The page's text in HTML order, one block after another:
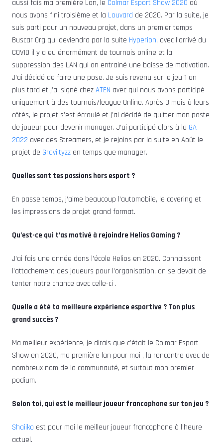
aussi fais ma première Lan, le Colmar Esport Show 2020 où
nous avons fini troisième et la Louvard de 2020. Par la suite, je
suis parti pour un nouveau projet, dans un premier temps
Buscar Org qui deviendra par la suite Hyperion, avec l’arrivé du
COVID il y a eu énormément de tournois online et la
suppression des LAN qui on entrainé une baisse de motivation.
J’ai décidé de faire une pose. Je suis revenu sur le jeu 1 an
plus tard et j’ai signé chez ATEN avec qui nous avons participé
uniquement à des tournois/league Online. Après 3 mois à leurs
côtés, le projet s’est écroulé et j’ai décidé de quitter mon poste
de joueur pour devenir manager. J’ai participé alors à la GA
2022 avec des Streamers, et je rejoins par la suite en Août le
projet de Graviityzz en temps que manager.
Quelles sont tes passions hors esport ?
En passe temps, j’aime beaucoup l’automobile, le covering et
les impressions de projet grand format.
Qu’est-ce qui t’as motivé à rejoindre Helios Gaming ?
J’ai fais une année dans l’école Helios en 2020. Connaissant
l’attachement des joueurs pour l’organisation, on se devait de
tenter notre chance avec celle-ci .
Quelle a été ta meilleure expérience esportive ? Ton plus
grand succès ?
Ma meilleur expérience, je dirais que c’était le Colmar Esport
Show en 2020, ma première lan pour moi , la rencontre avec de
nombreux nom de la communauté, et surtout mon premier
podium.
Selon toi, qui est le meilleur joueur francophone sur ton jeu ?
Shaiiko est pour moi le meilleur joueur francophone à l’heure
actuel.